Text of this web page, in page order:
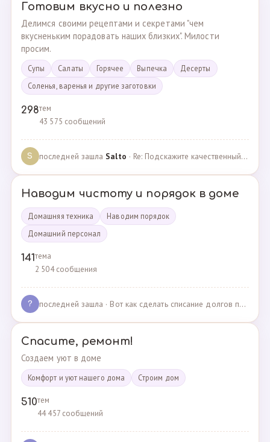
Готовим вкусно и полезно
Делимся своими рецептами и секретами "чем
вкусненьким порадовать наших близких". Милости
просим.
Супы Cалаты Горячее Выпечка
Десерты
Соленья, варенья и другие заготовки
298тем
43 575 сообщений
S последней зашла Salto · Re: Подскажите качественный и крепкий капсульный ко… · 01.09.2024
Наводим чистоту и порядок в доме
Домашняя техника
Наводим порядок
Домашний персонал
141тема
2 504 сообщения
? последней зашла · Вот как сделать списание долгов по жкх? · 02.05.2025
Спасите, ремонт!
Создаем уют в доме
Комфорт и уют нашего дома Cтроим дом
510тем
44 457 сообщений